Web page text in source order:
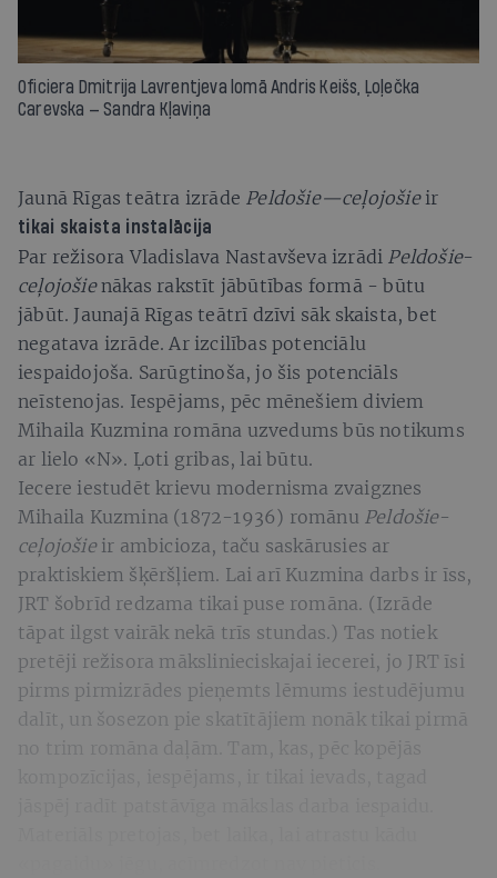
Oficiera Dmitrija Lavrentjeva lomā Andris Keišs, Ļoļečka
Carevska — Sandra Kļaviņa
Jaunā Rīgas teātra izrāde Peldošie—ceļojošieir
tikai skaista instalācija
Par režisora Vladislava Nastavševa izrādi Peldošie-
ceļojošienākas rakstīt jābūtības formā - būtu
jābūt. Jaunajā Rīgas teātrī dzīvi sāk skaista, bet
negatava izrāde. Ar izcilības potenciālu
iespaidojoša. Sarūgtinoša, jo šis potenciāls
neīstenojas. Iespējams, pēc mēnešiem diviem
Mihaila Kuzmina romāna uzvedums būs notikums
ar lielo «N». Ļoti gribas, lai būtu.
Iecere iestudēt krievu modernisma zvaigznes
Mihaila Kuzmina (1872-1936) romānu Peldošie-
ceļojošie ir ambicioza, taču saskārusies ar
praktiskiem šķēršļiem. Lai arī Kuzmina darbs ir īss,
JRT šobrīd redzama tikai puse romāna. (Izrāde
tāpat ilgst vairāk nekā trīs stundas.) Tas notiek
pretēji režisora mākslinieciskajai iecerei, jo JRT īsi
pirms pirmizrādes pieņemts lēmums iestudējumu
dalīt, un šosezon pie skatītājiem nonāk tikai pirmā
no trim romāna daļām. Tam, kas, pēc kopējās